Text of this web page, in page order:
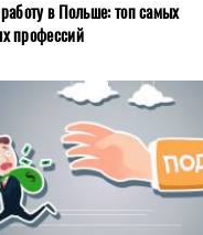
в Польше: топ самых
профессий